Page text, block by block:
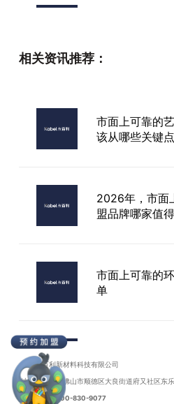
相关资讯推荐：
市面上可靠的
该从哪些关键
2026年，市面
盟品牌哪家值
市面上可靠的
单
牌，你都了解过
广东卡百利新材料科技有限公司
地址：广东省佛山市顺德区大良街道府又社区东
联系电话：400-830-9077